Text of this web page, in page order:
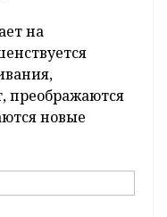
на
преображаются
новые